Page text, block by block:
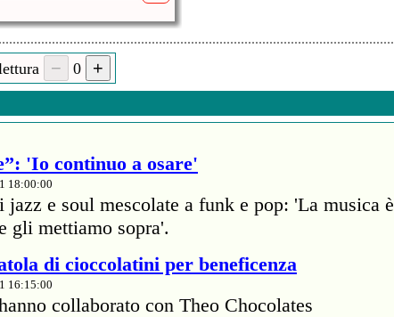
0
'Io continuo a osare'
18:00:00
e soul mescolate a funk e pop: 'La musica è
gli mettiamo sopra'.
di cioccolatini per beneficenza
16:15:00
collaborato con Theo Chocolates